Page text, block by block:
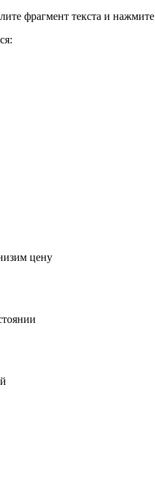
фрагмент текста и нажмите
цену